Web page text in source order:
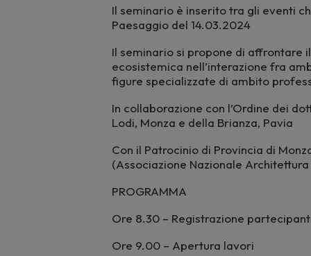
Il seminario è inserito tra gli eventi
Paesaggio del 14.03.2024
Il seminario si propone di affrontare
ecosistemica nell’interazione fra
figure specializzate di ambito
In collaborazione con l’Ordine dei
Lodi, Monza e della Brianza, Pavia
Con il Patrocinio di Provincia di
(Associazione Nazionale
PROGRAMMA
Ore 8.30 – Registrazione
Ore 9.00 – Apertura lavori